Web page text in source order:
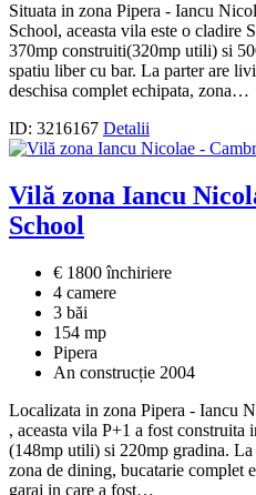
Situata in zona Pipera - Iancu
School, aceasta vila este o cladire
370mp construiti(320mp utili) si
spatiu liber cu bar. La parter are
deschisa complet echipata, zona…
ID: 3216167 Detalii
Vilă zona Iancu
School
€ 1800 închiriere
4 camere
3 băi
154 mp
Pipera
An construcție 2004
Localizata in zona Pipera - Iancu
, aceasta vila P+1 a fost
(148mp utili) si 220mp gradina.
zona de dining, bucatarie complet
garaj in care a fost…